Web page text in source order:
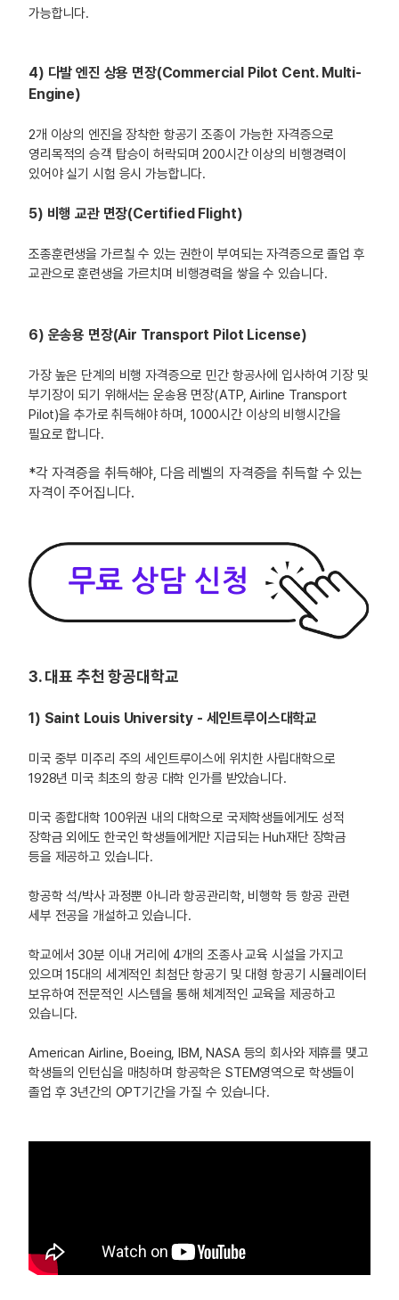
가능합니다.
4) 다발 엔진 상용 면장(Commercial Pilot Cent. Multi-
Engine)
2개 이상의 엔진을 장착한 항공기 조종이 가능한 자격증으로
영리목적의 승객 탑승이 허락되며 200시간 이상의 비행경력이
있어야 실기 시험 응시 가능합니다.
5) 비행 교관 면장(Certified Flight)
조종훈련생을 가르칠 수 있는 권한이 부여되는 자격증으로 졸업 후
교관으로 훈련생을 가르치며 비행경력을 쌓을 수 있습니다.
6) 운송용 면장(Air Transport Pilot License)
가장 높은 단계의 비행 자격증으로 민간 항공사에 입사하여 기장 및
부기장이 되기 위해서는 운송용 면장(ATP, Airline Transport
Pilot)을 추가로 취득해야 하며, 1000시간 이상의 비행시간을
필요로 합니다.
*각 자격증을 취득해야, 다음 레벨의 자격증을 취득할 수 있는
자격이 주어집니다.
3. 대표 추천 항공대학교
1) Saint Louis University - 세인트루이스대학교
미국 중부 미주리 주의 세인트루이스에 위치한 사립대학으로
1928년 미국 최초의 항공 대학 인가를 받았습니다.
미국 종합대학 100위권 내의 대학으로 국제학생들에게도 성적
장학금 외에도 한국인 학생들에게만 지급되는 Huh재단 장학금
등을 제공하고 있습니다.
항공학 석/박사 과정뿐 아니라 항공관리학, 비행학 등 항공 관련
세부 전공을 개설하고 있습니다.
학교에서 30분 이내 거리에 4개의 조종사 교육 시설을 가지고
있으며 15대의 세계적인 최첨단 항공기 및 대형 항공기 시뮬레이터
보유하여 전문적인 시스템을 통해 체계적인 교육을 제공하고
있습니다.
American Airline, Boeing, IBM, NASA 등의 회사와 제휴를 맺고
학생들의 인턴십을 매칭하며 항공학은 STEM영역으로 학생들이
졸업 후 3년간의 OPT기간을 가질 수 있습니다.